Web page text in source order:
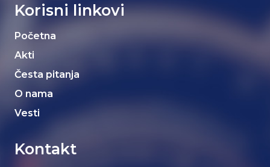
Korisni linkovi
Početna
Akti
Česta pitanja
O nama
Vesti
Kontakt